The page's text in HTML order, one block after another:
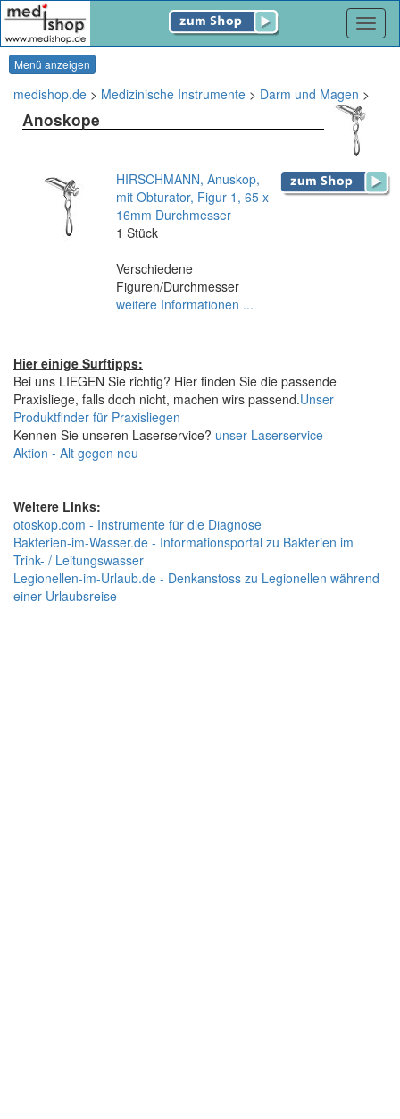
Menü anzeigen
medishop.de > Medizinische Instrumente > Darm und Magen >
Anoskope
HIRSCHMANN, Anuskop,
mit Obturator, Figur 1, 65 x
16mm Durchmesser
1 Stück
Verschiedene
Figuren/Durchmesser
weitere Informationen ...
Hier einige Surftipps:
Bei uns LIEGEN Sie richtig? Hier finden Sie die passende
Praxisliege, falls doch nicht, machen wirs passend.Unser
Produktfinder für Praxisliegen
Kennen Sie unseren Laserservice? unser Laserservice
Aktion - Alt gegen neu
Weitere Links:
otoskop.com - Instrumente für die Diagnose
Bakterien-im-Wasser.de - Informationsportal zu Bakterien im
Trink- / Leitungswasser
Legionellen-im-Urlaub.de - Denkanstoss zu Legionellen während
einer Urlaubsreise